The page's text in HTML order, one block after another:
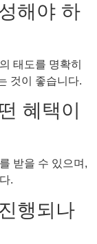
해야 하
태도를 명확히
것이 좋습니다.
혜택이
받을 수 있으며,
.
행되나